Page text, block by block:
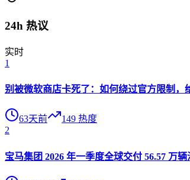
24h 热议
实时
1
别被微软商店卡死了：如何绕过官方限制，
63天前 149 热度
2
宝马集团 2026 年一季度全球交付 56.57 万